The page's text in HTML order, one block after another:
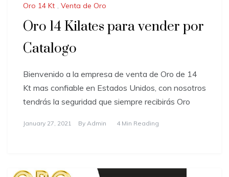
Oro 14 Kt , Venta de Oro
Oro 14 Kilates para vender por
Catalogo
Bienvenido a la empresa de venta de Oro de 14
Kt mas confiable en Estados Unidos, con nosotros
tendrás la seguridad que siempre recibirás Oro
January 27, 2021 By Admin 4 Min Reading